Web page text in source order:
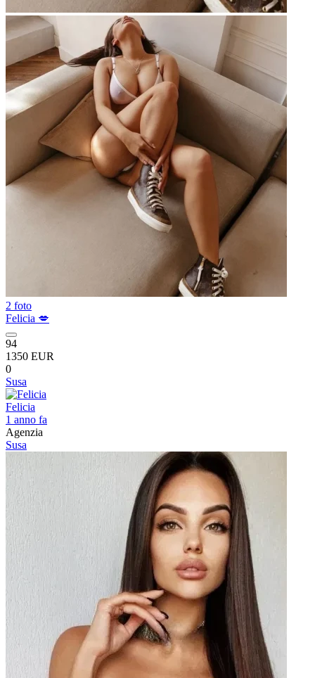
2 foto
Felicia 💋
94
1350 EUR
0
Susa
Felicia
1 anno fa
Agenzia
Susa